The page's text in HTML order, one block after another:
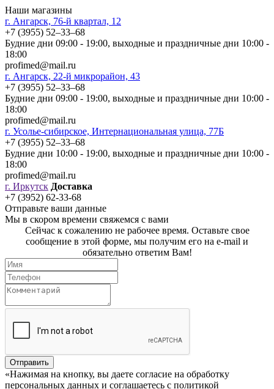
Наши магазины
г. Ангарск, 76-й квартал, 12
+7 (3955) 52‒33‒68
Будние дни 09:00 - 19:00, выходные и праздничные дни 10:00 -
18:00
profimed@mail.ru
г. Ангарск, 22-й микрорайон, 43
+7 (3955) 52‒33‒68
Будние дни 09:00 - 19:00, выходные и праздничные дни 10:00 -
18:00
profimed@mail.ru
г. Усолье-сибирское, Интернациональная улица, 77Б
+7 (3955) 52‒33‒68
Будние дни 10:00 - 19:00, выходные и праздничные дни 10:00 -
18:00
profimed@mail.ru
г. Иркутск Доставка
+7 (3952) 62-33-68
Отправьте ваши данные
Мы в скором времени свяжемся с вами
Сейчас к сожалению не рабочее время. Оставьте свое
сообщение в этой форме, мы получим его на e-mail и
обязательно ответим Вам!
Отправить
«Нажимая на кнопку, вы даете согласие на обработку
персональных данных и соглашаетесь c политикой